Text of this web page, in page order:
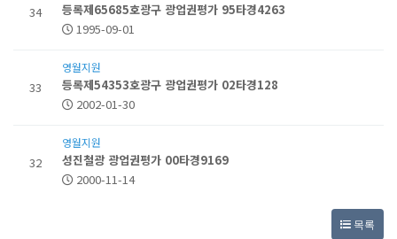
34
등록제65685호광구 광업권평가 95타경4263
1995-09-01
33
영월지원
등록제54353호광구 광업권평가 02타경128
2002-01-30
32
영월지원
성진철광 광업권평가 00타경9169
2000-11-14
목록